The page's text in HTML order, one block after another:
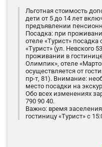
Льготная стоимость
дети от 5 до 14 лет
предъявлении
Посадка: при
отеле «Турист»
«Турист» (ул. Невского
проживании в
Олимпик», отеле
осуществляется от
пр-т, 81). Внимание:
место посадки на
Обо всех изменениях
790 90 40.
Важно: время
гостиницу «Турист» с